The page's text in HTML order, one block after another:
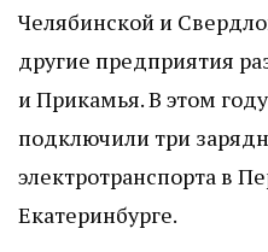
Челябинской и
другие предприятия
и Прикамья. В этом
подключили три
электротранспорта в
Екатеринбурге.